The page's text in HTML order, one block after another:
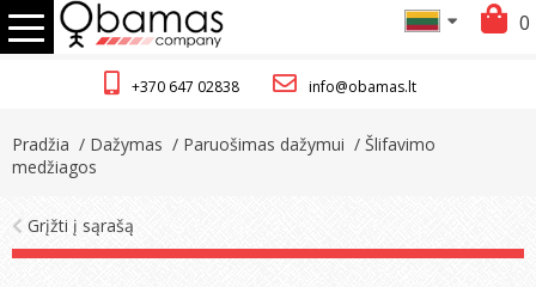
+370 647 02838 info@obamas.lt
0
Pradžia / Dažymas / Paruošimas dažymui / Šlifavimo
medžiagos
Grįžti į sąrašą